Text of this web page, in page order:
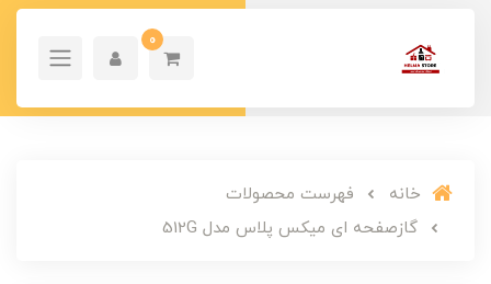
0
خانه
فهرست محصولات
گازصفحه ای میکس پلاس مدل 512G